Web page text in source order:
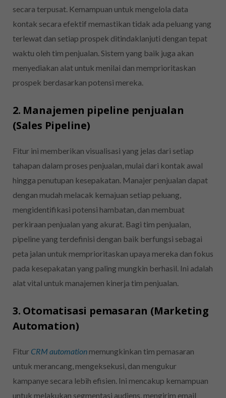
secara terpusat. Kemampuan untuk mengelola data
kontak secara efektif memastikan tidak ada peluang yang
terlewat dan setiap prospek ditindaklanjuti dengan tepat
waktu oleh tim penjualan. Sistem yang baik juga akan
menyediakan alat untuk menilai dan memprioritaskan
prospek berdasarkan potensi mereka.
2. Manajemen pipeline penjualan
(Sales Pipeline)
Fitur ini memberikan visualisasi yang jelas dari setiap
tahapan dalam proses penjualan, mulai dari kontak awal
hingga penutupan kesepakatan. Manajer penjualan dapat
dengan mudah melacak kemajuan setiap peluang,
mengidentifikasi potensi hambatan, dan membuat
perkiraan penjualan yang akurat. Bagi tim penjualan,
pipeline yang terdefinisi dengan baik berfungsi sebagai
peta jalan untuk memprioritaskan upaya mereka dan fokus
pada kesepakatan yang paling mungkin berhasil. Ini adalah
alat vital untuk manajemen kinerja tim penjualan.
3. Otomatisasi pemasaran (Marketing
Automation)
Fitur CRM automation memungkinkan tim pemasaran
untuk merancang, mengeksekusi, dan mengukur
kampanye secara lebih efisien. Ini mencakup kemampuan
untuk melakukan segmentasi audiens, mengirim email